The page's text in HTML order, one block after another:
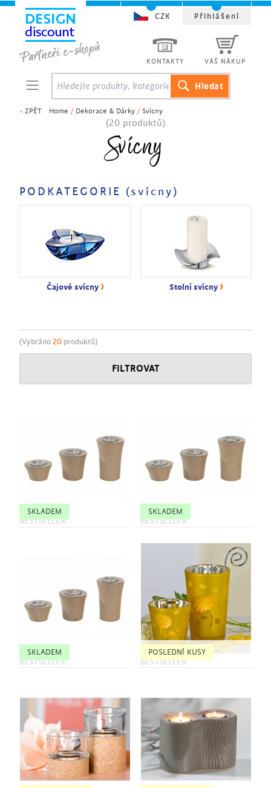
< ZPĚT Home / Dekorace & Dárky / Svícny
(20 produktů)
Svícny
PODKATEGORIE (svícny)
Čajové svícny › Stolní svícny ›
(Vybráno 20 produktů)
FILTROVAT
SKLADEM
BESTSELLER
SKLADEM
BESTSELLER
SKLADEM
BESTSELLER
POSLEDNÍ KUSY
BESTSELLER
KONTAKTY VÁŠ NÁKUP
CZK Přihlášení